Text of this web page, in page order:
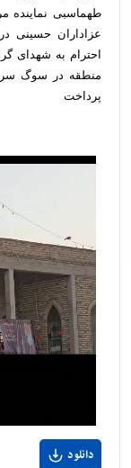
طهماسبی نماینده
عزاداران حسینی
احترام به شهدای
منطقه در سوگ
پرداخت
دانلود